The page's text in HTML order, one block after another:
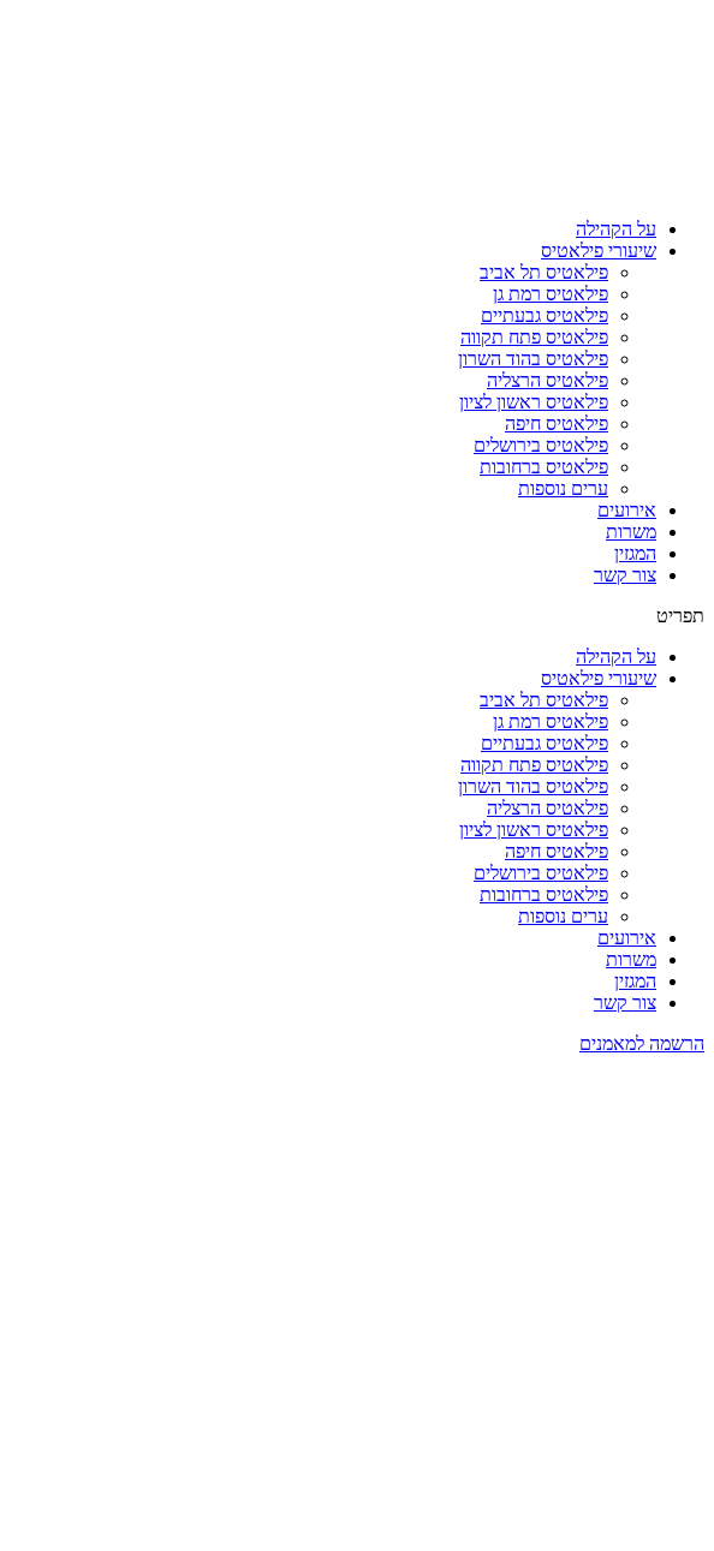
על הקהילה
שיעורי פילאטיס
פילאטיס תל אביב
פילאטיס רמת גן
פילאטיס גבעתיים
פילאטיס פתח תקווה
פילאטיס בהוד השרון
פילאטיס הרצליה
פילאטיס ראשון לציון
פילאטיס חיפה
פילאטיס בירושלים
פילאטיס ברחובות
ערים נוספות
אירועים
משרות
המגזין
צור קשר
תפריט
על הקהילה
שיעורי פילאטיס
פילאטיס תל אביב
פילאטיס רמת גן
פילאטיס גבעתיים
פילאטיס פתח תקווה
פילאטיס בהוד השרון
פילאטיס הרצליה
פילאטיס ראשון לציון
פילאטיס חיפה
פילאטיס בירושלים
פילאטיס ברחובות
ערים נוספות
אירועים
משרות
המגזין
צור קשר
הרשמה למאמנים